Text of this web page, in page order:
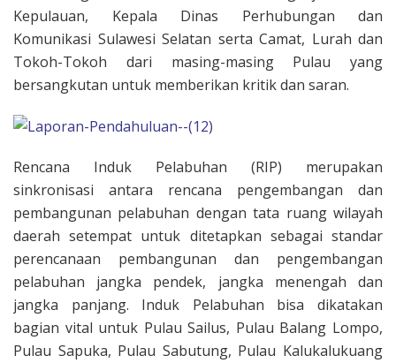
Kepulauan, Kepala Dinas Perhubungan dan
Komunikasi Sulawesi Selatan serta Camat, Lurah dan
Tokoh-Tokoh dari masing-masing Pulau yang
bersangkutan untuk memberikan kritik dan saran.
Rencana Induk Pelabuhan (RIP) merupakan
sinkronisasi antara rencana pengembangan dan
pembangunan pelabuhan dengan tata ruang wilayah
daerah setempat untuk ditetapkan sebagai standar
perencanaan pembangunan dan pengembangan
pelabuhan jangka pendek, jangka menengah dan
jangka panjang. Induk Pelabuhan bisa dikatakan
bagian vital untuk Pulau Sailus, Pulau Balang Lompo,
Pulau Sapuka, Pulau Sabutung, Pulau Kalukalukuang